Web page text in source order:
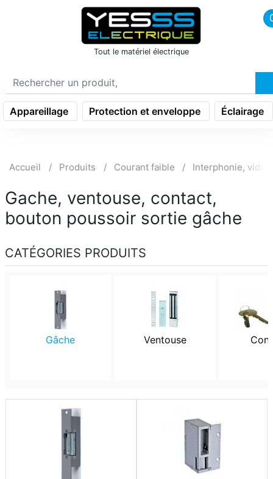
icon menu burger
Tout le matériel électrique
Appareillage Protection et enveloppe Éclairage
Accueil Produits Courant faible Interphonie,
Gache, ventouse, contact,
bouton poussoir sortie gâche
CATÉGORIES PRODUITS
Gâche Ventouse